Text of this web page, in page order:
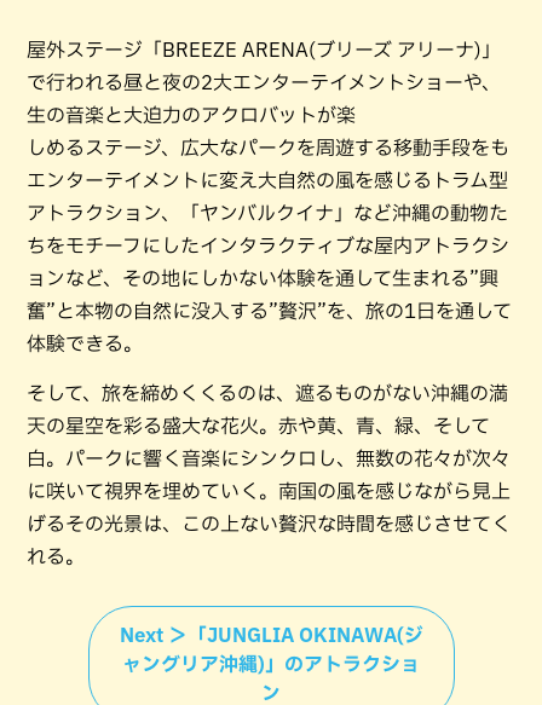
屋外ステージ「BREEZE ARENA(ブリーズ アリーナ)」
で行われる昼と夜の2大エンターテイメントショーや、
生の音楽と大迫力のアクロバットが楽
しめるステージ、広大なパークを周遊する移動手段をも
エンターテイメントに変え大自然の風を感じるトラム型
アトラクション、「ヤンバルクイナ」など沖縄の動物た
ちをモチーフにしたインタラクティブな屋内アトラクシ
ョンなど、その地にしかない体験を通して生まれる”興
奮”と本物の自然に没入する”贅沢”を、旅の1日を通して
体験できる。
そして、旅を締めくくるのは、遮るものがない沖縄の満
天の星空を彩る盛大な花火。赤や黄、青、緑、そして
白。パークに響く音楽にシンクロし、無数の花々が次々
に咲いて視界を埋めていく。南国の風を感じながら見上
げるその光景は、この上ない贅沢な時間を感じさせてく
れる。
Next ＞「JUNGLIA OKINAWA(ジ
ャングリア沖縄)」のアトラクショ
ン